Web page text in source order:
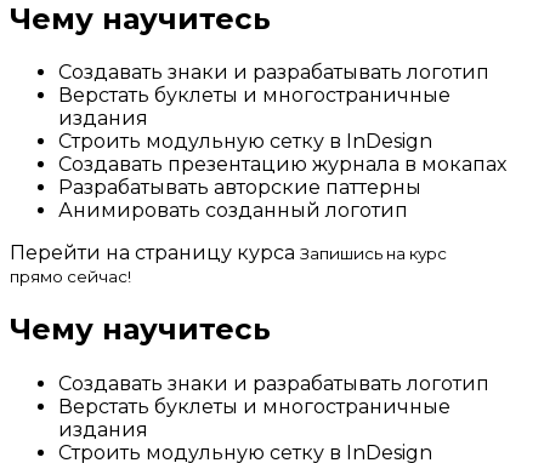
Чему научитесь
Создавать знаки и разрабатывать логотип
Верстать буклеты и многостраничные
издания
Строить модульную сетку в InDesign
Создавать презентацию журнала в мокапах
Разрабатывать авторские паттерны
Анимировать созданный логотип
Перейти на страницу курса Запишись на курс
прямо сейчас!
Чему научитесь
Создавать знаки и разрабатывать логотип
Верстать буклеты и многостраничные
издания
Строить модульную сетку в InDesign